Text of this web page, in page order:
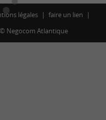
légales
faire un lien
© Negocom Atlantique